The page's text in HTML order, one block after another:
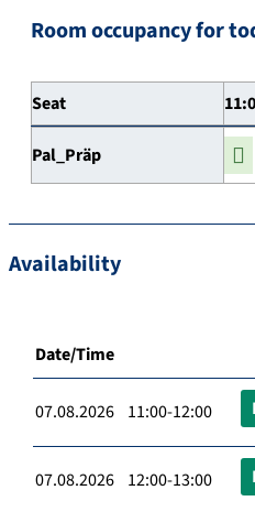
Room occupancy for
Seat
Pal_Präp
Availability
Date/Time
07.08.2026 11:00-12:00
07.08.2026 12:00-13:00